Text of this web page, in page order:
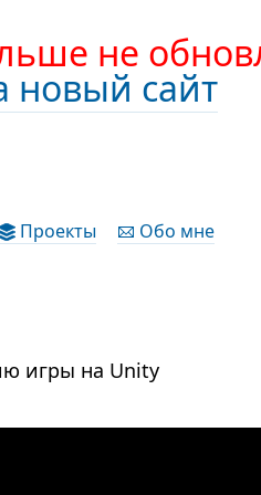
не
новый сайт
Проекты Обо мне
игры на Unity